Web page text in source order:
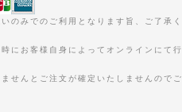
のみでのご利用となります旨、ご了承く
にお客様自身によってオンラインにて行
せんとご注文が確定いたしませんのでご